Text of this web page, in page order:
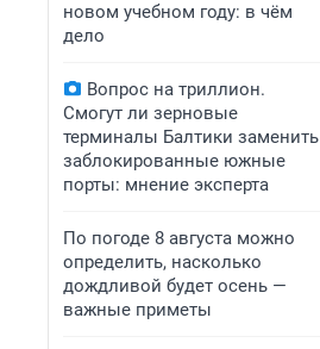
новом учебном году: в чём
дело
Вопрос на триллион.
Смогут ли зерновые
терминалы Балтики заменить
заблокированные южные
порты: мнение эксперта
По погоде 8 августа можно
определить, насколько
дождливой будет осень —
важные приметы